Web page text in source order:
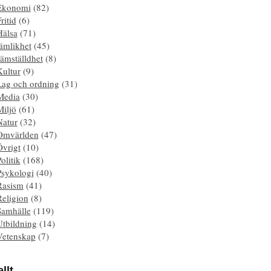
(82)
(6)
(71)
(45)
(8)
(9)
och ordning (31)
(30)
(61)
(32)
(47)
(10)
(168)
(40)
(41)
(8)
(119)
(14)
(7)